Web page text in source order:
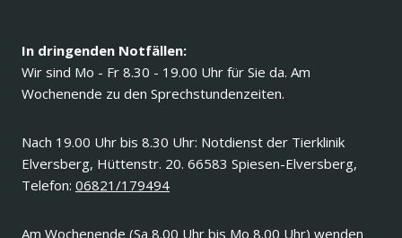
In dringenden Notfällen:
Wir sind Mo - Fr 8.30 - 19.00 Uhr für Sie da. Am
Wochenende zu den Sprechstundenzeiten.
Nach 19.00 Uhr bis 8.30 Uhr: Notdienst der Tierklinik
Elversberg, Hüttenstr. 20. 66583 Spiesen-Elversberg,
Telefon: 06821/179494
Am Wochenende (Sa 8.00 Uhr bis Mo 8.00 Uhr) wenden